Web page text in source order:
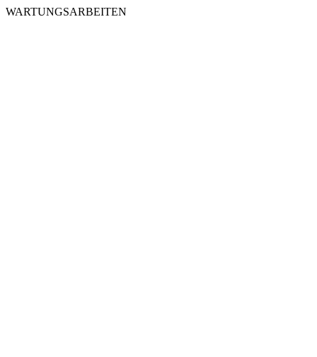
WARTUNGSARBEITEN